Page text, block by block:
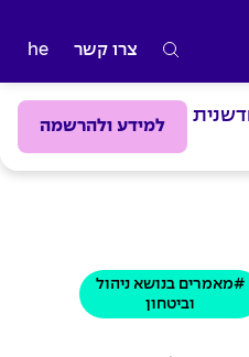
ל
ד
י
ם
צרו קשר he
למידע ולהרשמה
#מאמרים בנושא ניהול
וביטחון